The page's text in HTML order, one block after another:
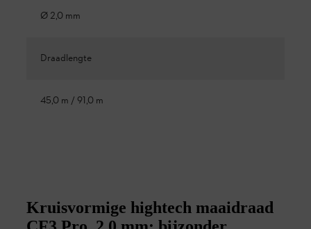
Ø 2,0 mm
Draadlengte
45,0 m / 91,0 m
Kruisvormige hightech maaidraad